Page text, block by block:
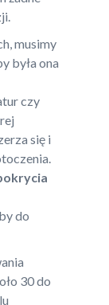
musimy
była ona
czy
się i
do
30 do